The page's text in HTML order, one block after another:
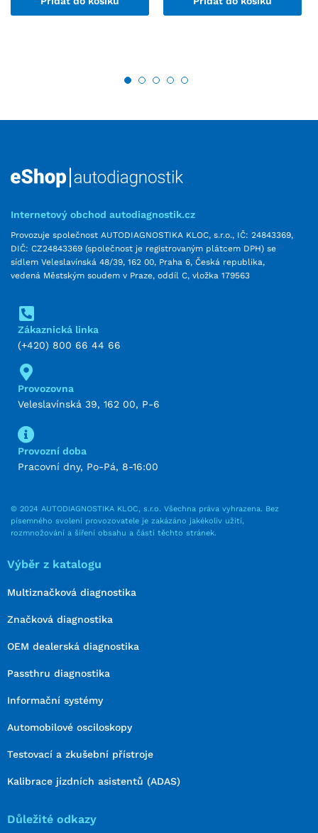
Internetový obchod autodiagnostik.cz
Provozuje společnost AUTODIAGNOSTIKA KLOC, s.r.o., IČ: 24843369,
DIČ: CZ24843369 (společnost je registrovaným plátcem DPH) se
sídlem Veleslavínská 48/39, 162 00, Praha 6, Česká republika,
vedená Městským soudem v Praze, oddíl C, vložka 179563
Zákaznická linka
(+420) 800 66 44 66
Provozovna
Veleslavínská 39, 162 00, P-6
Provozní doba
Pracovní dny, Po-Pá, 8-16:00
© 2024 AUTODIAGNOSTIKA KLOC, s.r.o. Všechna práva vyhrazena. Bez
písemného svolení provozovatele je zakázáno jakékoliv užití,
rozmnožování a šíření obsahu a částí těchto stránek.
Výběr z katalogu
Multiznačková diagnostika
Značková diagnostika
OEM dealerská diagnostika
Passthru diagnostika
Informační systémy
Automobilové osciloskopy
Testovací a zkušební přístroje
Kalibrace jízdních asistentů (ADAS)
Důležité odkazy